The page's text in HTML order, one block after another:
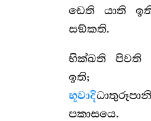
ඩෙති යාති
සඞ්කති.
භික්ඛති පිවති
ඉති;
භූවාදි
පකාසයෙ.